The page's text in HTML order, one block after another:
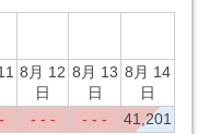
8月 12
日
8月 13
日
8月 14
日
- - - - - - 41,201